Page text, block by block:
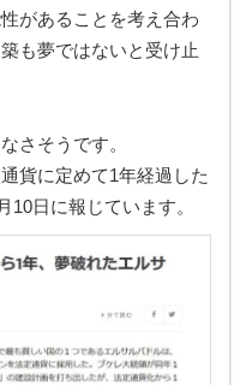
があることを考え合わ
も夢ではないと受け止
さそうです。
貨に定めて1年経過した
10日に報じています。